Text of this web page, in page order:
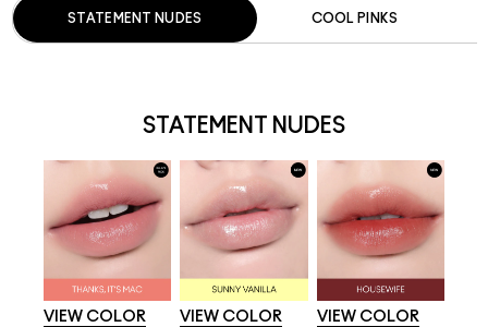
STATEMENT NUDES COOL PINKS
STATEMENT NUDES
VIEW COLOR VIEW COLOR VIEW COLOR